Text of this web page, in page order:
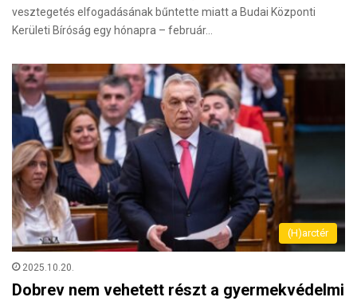
vesztegetés elfogadásának bűntette miatt a Budai Központi
Kerületi Bíróság egy hónapra – február…
(H)arctér
2025.10.20.
Dobrev nem vehetett részt a gyermekvédelmi